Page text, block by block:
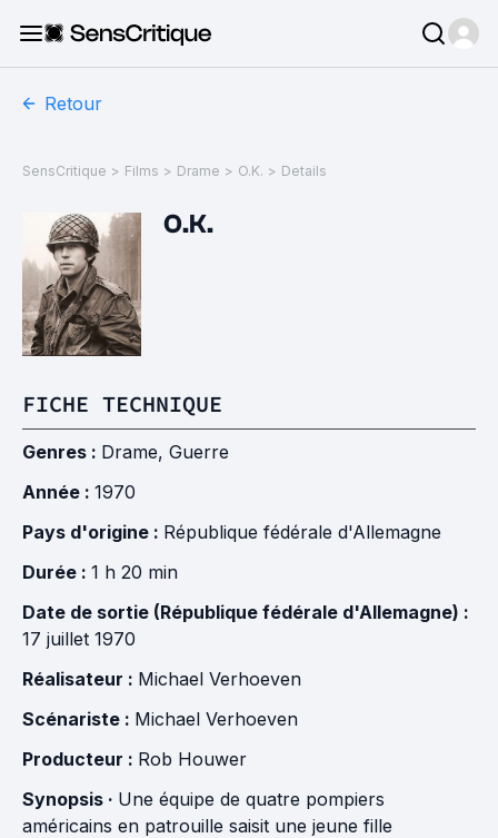
Retour
SensCritique > Films > Drame > O.K. > Details
O.K.
FICHE TECHNIQUE
Genres : Drame, Guerre
Année : 1970
Pays d'origine : République fédérale d'Allemagne
Durée : 1 h 20 min
Date de sortie (République fédérale d'Allemagne) :
17 juillet 1970
Réalisateur : Michael Verhoeven
Scénariste : Michael Verhoeven
Producteur : Rob Houwer
Synopsis · Une équipe de quatre pompiers
américains en patrouille saisit une jeune fille